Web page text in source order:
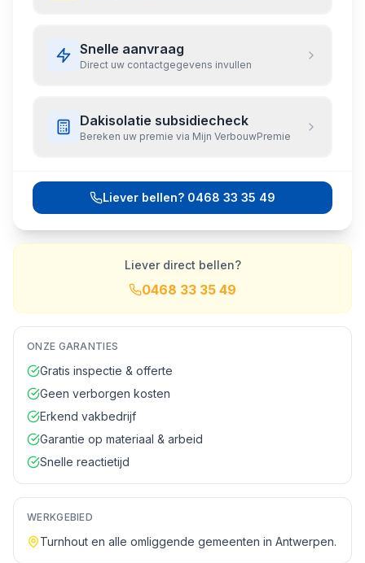
Snelle aanvraag
Direct uw contactgegevens invullen
Dakisolatie subsidiecheck
Bereken uw premie via Mijn VerbouwPremie
Liever bellen? 0468 33 35 49
Liever direct bellen?
0468 33 35 49
ONZE GARANTIES
Gratis inspectie & offerte
Geen verborgen kosten
Erkend vakbedrijf
Garantie op materiaal & arbeid
Snelle reactietijd
WERKGEBIED
Turnhout en alle omliggende gemeenten in Antwerpen.